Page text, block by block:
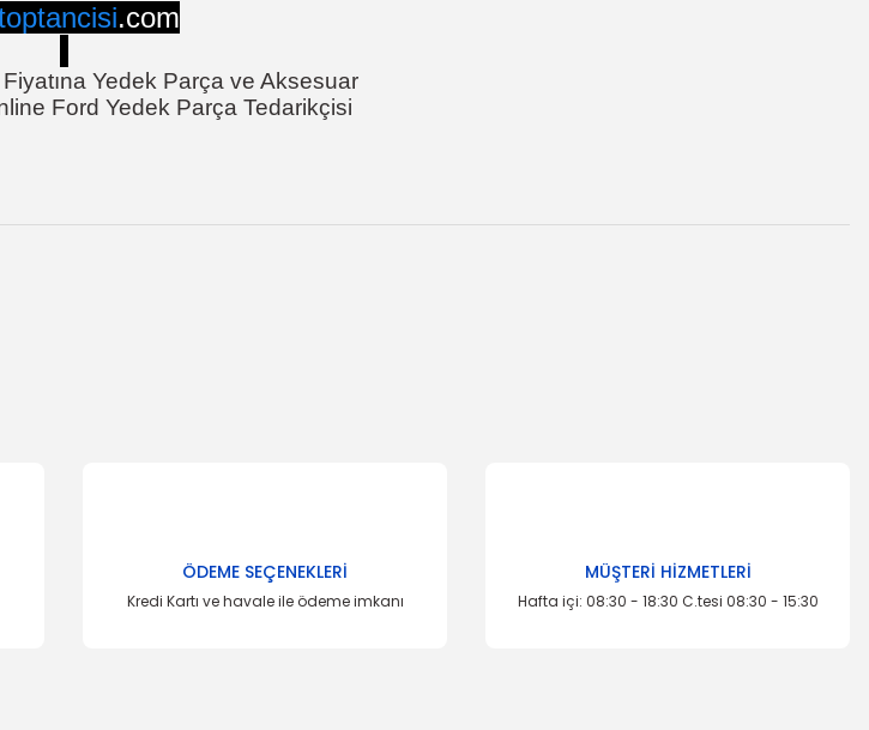
.com
Fiyatına Yedek Parça ve Aksesuar
Ford Yedek Parça Tedarikçisi
öneri formunu kullanarak tarafımıza iletebilirsiniz.
ÖDEME SEÇENEKLERİ
Kredi Kartı ve havale ile ödeme imkanı
MÜŞTERİ HİZMETLERİ
Hafta içi: 08:30 - 18:30 C.tesi 08:30 - 15:30